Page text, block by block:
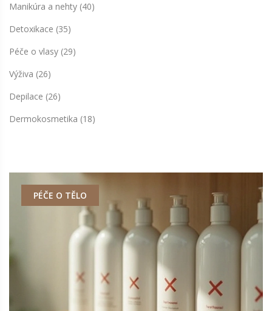
Manikúra a nehty (40)
Detoxikace (35)
Péče o vlasy (29)
Výživa (26)
Depilace (26)
Dermokosmetika (18)
PÉČE O TĚLO